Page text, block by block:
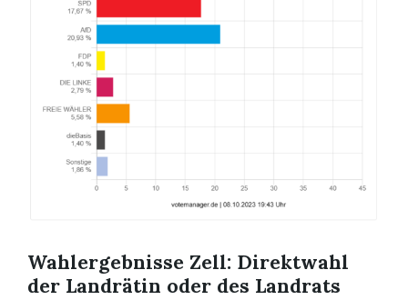
Wahlergebnisse Zell: Direktwahl
der Landrätin oder des Landrats